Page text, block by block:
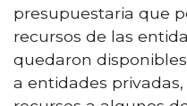
presupuestaria que
recursos de las
quedaron
a entidades